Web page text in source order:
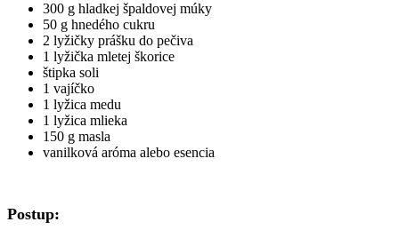
300 g hladkej špaldovej múky
50 g hnedého cukru
2 lyžičky prášku do pečiva
1 lyžička mletej škorice
štipka soli
1 vajíčko
1 lyžica medu
1 lyžica mlieka
150 g masla
vanilková aróma alebo esencia
Postup: